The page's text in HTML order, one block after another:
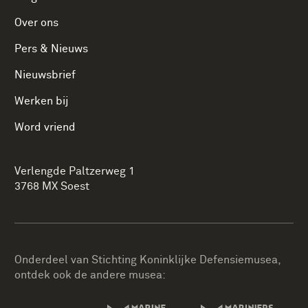
Over ons
Pers & Nieuws
Nieuwsbrief
Werken bij
Word vriend
Verlengde Paltzerweg 1
3768 MX Soest
Onderdeel van Stichting Koninklijke Defensiemusea,
ontdek ook de andere musea: